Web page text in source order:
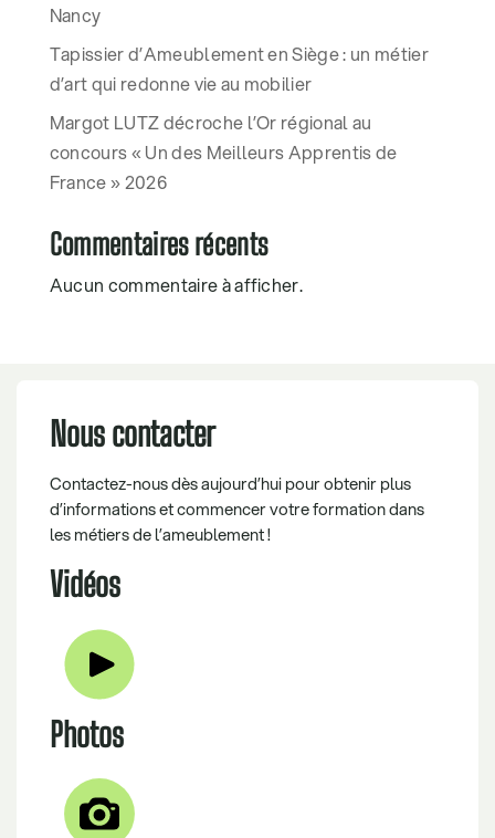
Nancy
Tapissier d’Ameublement en Siège : un métier
d’art qui redonne vie au mobilier
Margot LUTZ décroche l’Or régional au
concours « Un des Meilleurs Apprentis de
France » 2026
Commentaires récents
Aucun commentaire à afficher.
Nous contacter
Contactez-nous dès aujourd’hui pour obtenir plus
d’informations et commencer votre formation dans
les métiers de l’ameublement !
Vidéos
Photos